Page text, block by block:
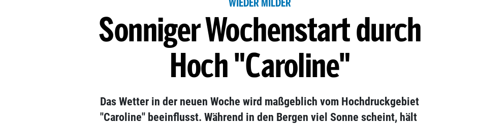
WIEDER MILDER
Sonniger Wochenstart durch
Hoch "Caroline"
Das Wetter in der neuen Woche wird maßgeblich vom Hochdruckgebiet
"Caroline" beeinflusst. Während in den Bergen viel Sonne scheint, hält